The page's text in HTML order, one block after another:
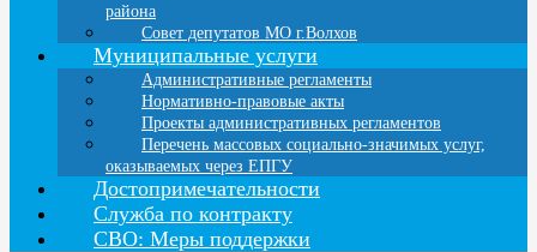
района
Совет депутатов МО г.Волхов
Муниципальные услуги
Административные регламенты
Нормативно-правовые акты
Проекты административных регламентов
Перечень массовых социально-значимых услуг,
оказываемых через ЕПГУ
Достопримечательности
Служба по контракту
СВО: Меры поддержки